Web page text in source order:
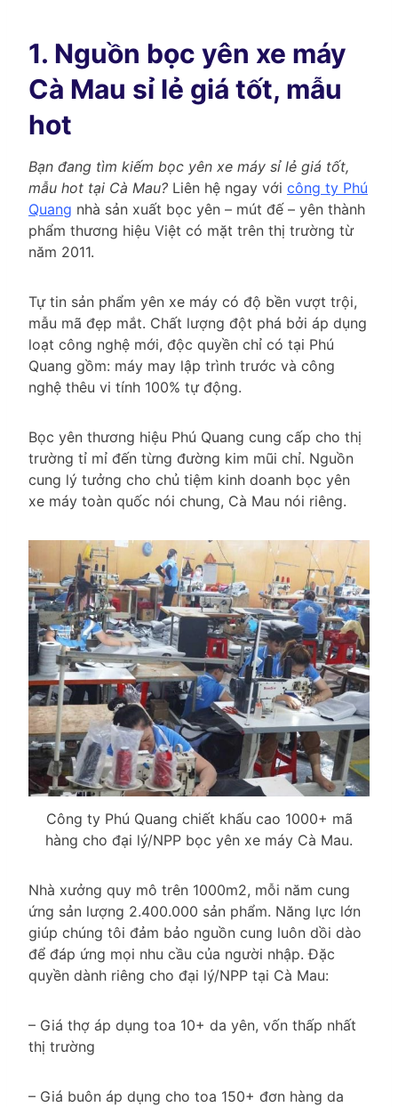
1. Nguồn bọc yên xe máy
Cà Mau sỉ lẻ giá tốt, mẫu
hot
Bạn đang tìm kiếm bọc yên xe máy sỉ lẻ giá tốt,
mẫu hot tại Cà Mau? Liên hệ ngay với công ty Phú
Quang nhà sản xuất bọc yên – mút đế – yên thành
phẩm thương hiệu Việt có mặt trên thị trường từ
năm 2011.
Tự tin sản phẩm yên xe máy có độ bền vượt trội,
mẫu mã đẹp mắt. Chất lượng đột phá bởi áp dụng
loạt công nghệ mới, độc quyền chỉ có tại Phú
Quang gồm: máy may lập trình trước và công
nghệ thêu vi tính 100% tự động.
Bọc yên thương hiệu Phú Quang cung cấp cho thị
trường tỉ mỉ đến từng đường kim mũi chỉ. Nguồn
cung lý tưởng cho chủ tiệm kinh doanh bọc yên
xe máy toàn quốc nói chung, Cà Mau nói riêng.
Công ty Phú Quang chiết khấu cao 1000+ mã
hàng cho đại lý/NPP bọc yên xe máy Cà Mau.
Nhà xưởng quy mô trên 1000m2, mỗi năm cung
ứng sản lượng 2.400.000 sản phẩm. Năng lực lớn
giúp chúng tôi đảm bảo nguồn cung luôn dồi dào
để đáp ứng mọi nhu cầu của người nhập. Đặc
quyền dành riêng cho đại lý/NPP tại Cà Mau:
– Giá thợ áp dụng toa 10+ da yên, vốn thấp nhất
thị trường
– Giá buôn áp dụng cho toa 150+ đơn hàng da